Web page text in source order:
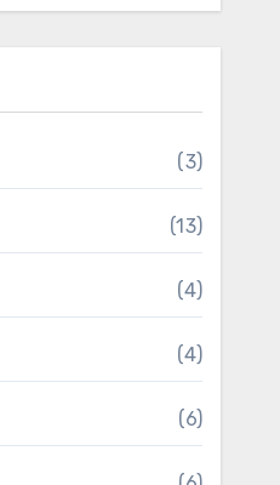
(3)
(13)
(4)
(4)
(6)